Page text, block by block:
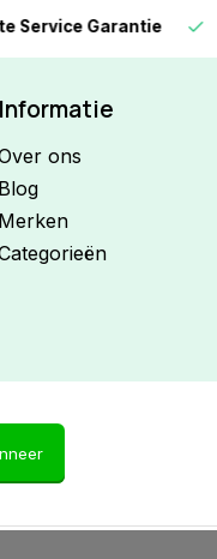
Garantie
Informatie
ons
Blog
Merken